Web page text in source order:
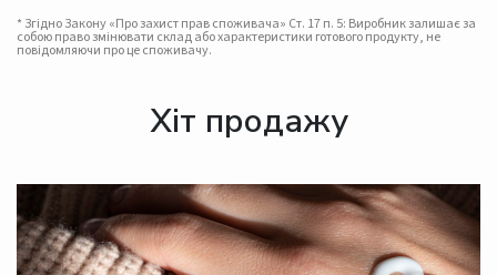
* Згідно Закону «Про захист прав споживача» Ст. 17 п. 5: Виробник залишає за
собою право змінювати склад або характеристики готового продукту, не
повідомляючи про це споживачу.
Хіт продажу